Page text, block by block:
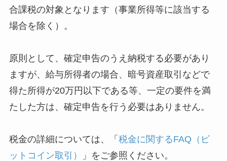
合課税の対象となります（事業所得等に該当する
場合を除く）。
原則として、確定申告のうえ納税する必要があり
ますが、給与所得者の場合、暗号資産取引などで
得た所得が20万円以下である等、一定の要件を満
たした方は、確定申告を行う必要はありません。
税金の詳細については、「 税金に関するFAQ（ビ
ットコイン取引）
」をご参照ください。